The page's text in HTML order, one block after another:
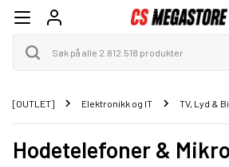
[OUTLET] Elektronikk og IT TV, Lyd &
Hodetelefoner &